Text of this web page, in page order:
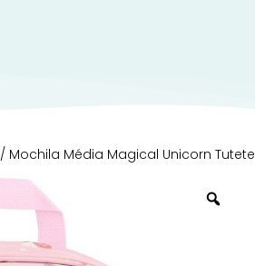
/ Mochila Média Magical Unicorn Tutete